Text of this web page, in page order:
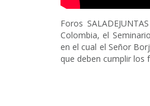
Foros
Colombia, el
en el cual el Señor
que deben cumplir los